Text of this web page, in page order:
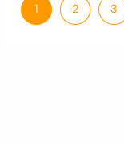
1 2 3